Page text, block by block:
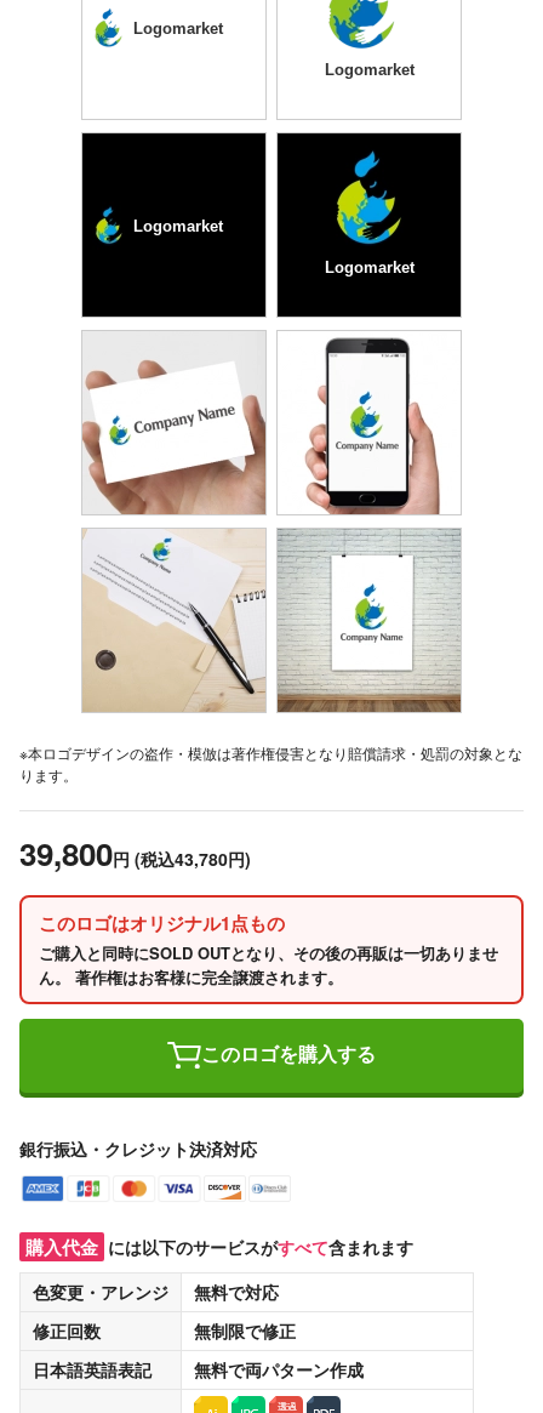
Logomarket
Logomarket
Logomarket
Logomarket
※本ロゴデザインの盗作・模倣は著作権侵害となり賠償請求・処罰の対象とな
ります。
39,800円 (税込43,780円)
このロゴはオリジナル1点もの
ご購入と同時にSOLD OUTとなり、その後の再販は一切ありませ
ん。 著作権はお客様に完全譲渡されます。
このロゴを購入する
銀行振込・クレジット決済対応
購入代金 には以下のサービスがすべて含まれます
色変更・アレンジ
無料で対応
修正回数
無制限で修正
日本語英語表記
無料で両パターン作成